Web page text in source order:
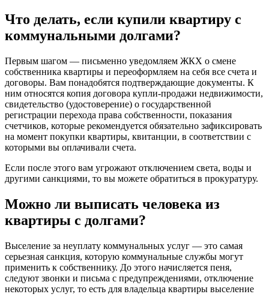
Что делать, если купили квартиру с
коммунальными долгами?
Первым шагом — письменно уведомляем ЖКХ о смене
собственника квартиры и переоформляем на себя все счета и
договоры. Вам понадобятся подтверждающие документы. К
ним относятся копия договора купли-продажи недвижимости,
свидетельство (удостоверение) о государственной
регистрации перехода права собственности, показания
счетчиков, которые рекомендуется обязательно зафиксировать
на момент покупки квартиры, квитанции, в соответствии с
которыми вы оплачивали счета.
Если после этого вам угрожают отключением света, воды и
другими санкциями, то вы можете обратиться в прокуратуру.
Можно ли выписать человека из
квартиры с долгами?
Выселение за неуплату коммунальных услуг — это самая
серьезная санкция, которую коммунальные службы могут
применить к собственнику. До этого начисляется пеня,
следуют звонки и письма с предупреждениями, отключение
некоторых услуг, то есть для владельца квартиры выселение